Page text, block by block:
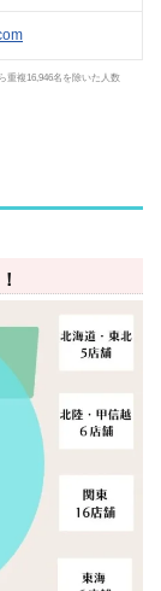
重複16,946名を除いた人数